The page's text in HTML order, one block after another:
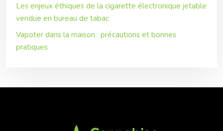
Les enjeux éthiques de la cigarette électronique jetable
vendue en bureau de tabac
Vapoter dans la maison : précautions et bonnes
pratiques